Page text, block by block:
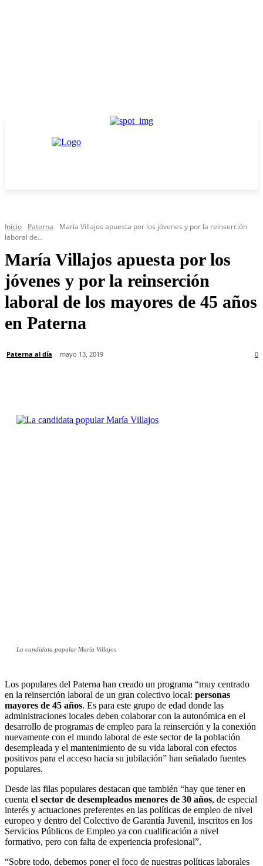
Inicio Paterna
María Villajos apuesta por los jóvenes y por la reinserción
laboral de...
María Villajos apuesta por los
jóvenes y por la reinserción
laboral de los mayores de 45 años
en Paterna
Paterna al día mayo 13, 2019 0
La candidata popular María Villajos
Los populares del Paterna han creado un programa “muy centrado
en la reinserción laboral de un gran colectivo local: personas
mayores de 45 años. Es para este grupo de edad donde las
administraciones locales deben colaborar con la autonómica en el
desarrollo de programas de empleo para la reinserción y la conexión
nuevamente con el mundo laboral de este sector de la población
desempleada y el mantenimiento de su vida laboral con efectos
positivos para el acceso hacia su jubilación” han señalado fuentes
populares.
Desde las filas populares destacan que también “hay que tener en
cuenta el sector de desempleados menores de 30 años, de especial
interés y actuaciones preferentes en las políticas de empleo de nivel
europeo y dentro del Colectivo de Garantía Juvenil, inscritos en los
Servicios Públicos de Empleo ya con cualificación a nivel
formativo, pero con falta de experiencia profesional”.
“Sobre todo, debemos poner el foco de nuestras políticas laborales